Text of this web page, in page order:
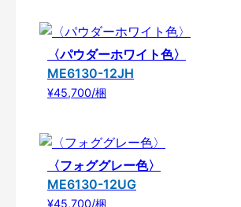
〈パウダーホワイト色〉
ME6130-12JH
¥45,700/梱
〈フォググレー色〉
ME6130-12UG
¥45,700/梱